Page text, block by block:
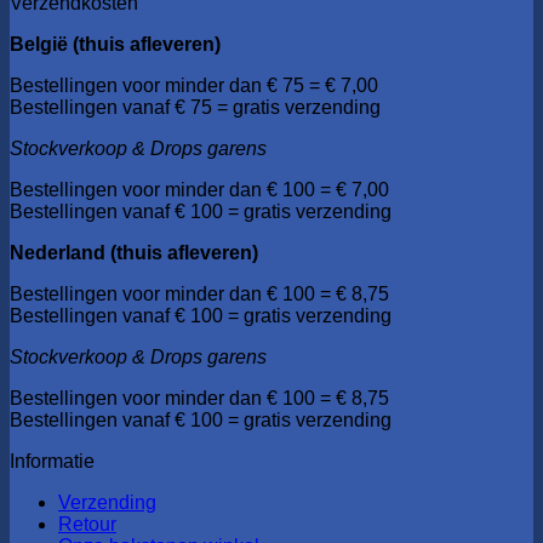
België (thuis afleveren)
Bestellingen voor minder dan € 75 = € 7,00
Bestellingen vanaf € 75 = gratis verzending
Stockverkoop & Drops garens
Bestellingen voor minder dan € 100 = € 7,00
Bestellingen vanaf € 100 = gratis verzending
Nederland (thuis afleveren)
Bestellingen voor minder dan € 100 = € 8,75
Bestellingen vanaf € 100 = gratis verzending
Stockverkoop & Drops garens
Bestellingen voor minder dan € 100 = € 8,75
Bestellingen vanaf € 100 = gratis verzending
Informatie
Verzending
Retour